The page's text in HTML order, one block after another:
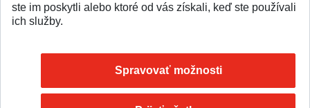
ste im poskytli alebo ktoré od vás získali, keď ste používali
ich služby.
Spravovať možnosti